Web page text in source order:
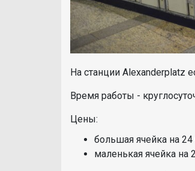
На станции Alexanderplatz
Время работы -
Цены:
большая ячейка на 24
маленькая ячейка на